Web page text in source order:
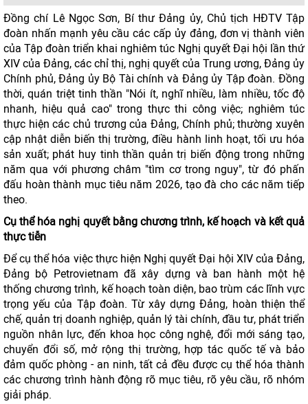
Đồng chí Lê Ngọc Sơn, Bí thư Đảng ủy, Chủ tịch HĐTV Tập
đoàn nhấn mạnh yêu cầu các cấp ủy đảng, đơn vị thành viên
của Tập đoàn triển khai nghiêm túc Nghị quyết Đại hội lần thứ
XIV của Đảng, các chỉ thị, nghị quyết của Trung ương, Đảng ủy
Chính phủ, Đảng ủy Bộ Tài chính và Đảng ủy Tập đoàn. Đồng
thời, quán triệt tinh thần "Nói ít, nghĩ nhiều, làm nhiều, tốc độ
nhanh, hiệu quả cao" trong thực thi công việc; nghiêm túc
thực hiện các chủ trương của Đảng, Chính phủ; thường xuyên
cập nhật diễn biến thị trường, điều hành linh hoạt, tối ưu hóa
sản xuất; phát huy tinh thần quản trị biến động trong những
năm qua với phương châm "tìm cơ trong nguy", từ đó phấn
đấu hoàn thành mục tiêu năm 2026, tạo đà cho các năm tiếp
theo.
Cụ thể hóa nghị quyết bằng chương trình, kế hoạch và kết quả
thực tiễn
Để cụ thể hóa việc thực hiện Nghị quyết Đại hội XIV của Đảng,
Đảng bộ Petrovietnam đã xây dựng và ban hành một hệ
thống chương trình, kế hoạch toàn diện, bao trùm các lĩnh vực
trọng yếu của Tập đoàn. Từ xây dựng Đảng, hoàn thiện thể
chế, quản trị doanh nghiệp, quản lý tài chính, đầu tư, phát triển
nguồn nhân lực, đến khoa học công nghệ, đổi mới sáng tạo,
chuyển đổi số, mở rộng thị trường, hợp tác quốc tế và bảo
đảm quốc phòng - an ninh, tất cả đều được cụ thể hóa thành
các chương trình hành động rõ mục tiêu, rõ yêu cầu, rõ nhóm
giải pháp.